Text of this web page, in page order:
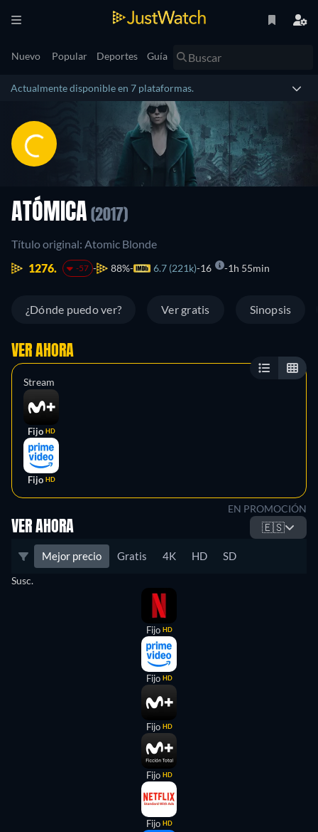
Nuevo Popular Deportes Guía
Actualmente disponible en 7 plataformas.
ATÓMICA (2017)
Título original: Atomic Blonde
1276.
-57 88% 6.7 (221k) 16 1h 55min
¿Dónde puedo ver? Ver gratis Sinopsis
VER AHORA
Stream
Fijo HD
Fijo HD
EN PROMOCIÓN
VER AHORA 🇪🇸
Mejor precio Gratis 4K HD SD
Susc.
Fijo HD
Fijo HD
Fijo HD
Fijo HD
Fijo HD